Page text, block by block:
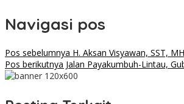
Navigasi pos
Pos sebelumnya H. Aksan Visyawan, SST,
Pos berikutnya Jalan Payakumbuh-Lintau,